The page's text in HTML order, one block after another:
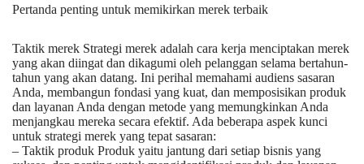
Pertanda penting untuk memikirkan merek terbaik
Taktik merek Strategi merek adalah cara kerja menciptakan merek
yang akan diingat dan dikagumi oleh pelanggan selama bertahun-
tahun yang akan datang. Ini perihal memahami audiens sasaran
Anda, membangun fondasi yang kuat, dan memposisikan produk
dan layanan Anda dengan metode yang memungkinkan Anda
menjangkau mereka secara efektif. Ada beberapa aspek kunci
untuk strategi merek yang tepat sasaran:
– Taktik produk Produk yaitu jantung dari setiap bisnis yang